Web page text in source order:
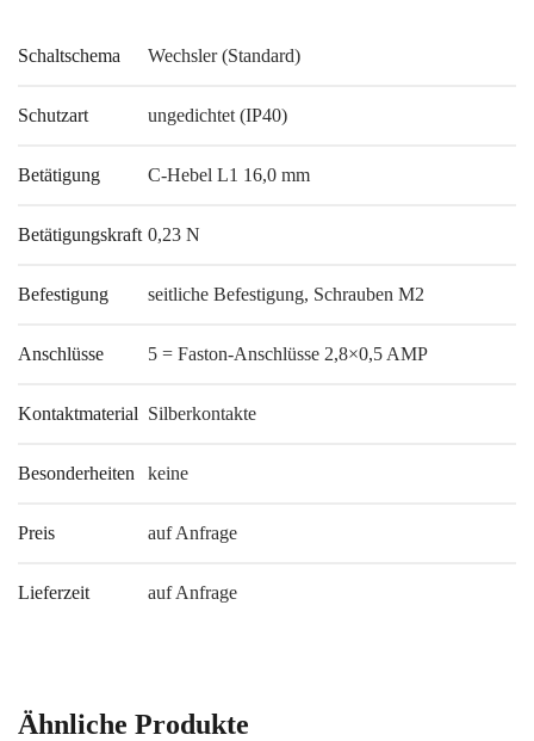
Schaltschema Wechsler (Standard)
Schutzart ungedichtet (IP40)
Betätigung C-Hebel L1 16,0 mm
Betätigungskraft 0,23 N
Befestigung seitliche Befestigung, Schrauben M2
Anschlüsse 5 = Faston-Anschlüsse 2,8×0,5 AMP
Kontaktmaterial Silberkontakte
Besonderheiten keine
Preis auf Anfrage
Lieferzeit auf Anfrage
Ähnliche Produkte